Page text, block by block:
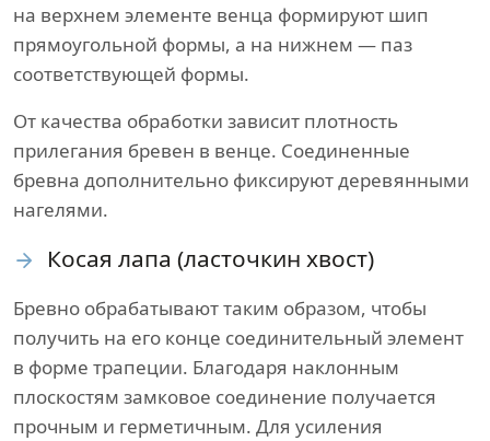
на верхнем элементе венца формируют шип
прямоугольной формы, а на нижнем — паз
соответствующей формы.
От качества обработки зависит плотность
прилегания бревен в венце. Соединенные
бревна дополнительно фиксируют деревянными
нагелями.
Косая лапа (ласточкин хвост)
Бревно обрабатывают таким образом, чтобы
получить на его конце соединительный элемент
в форме трапеции. Благодаря наклонным
плоскостям замковое соединение получается
прочным и герметичным. Для усиления